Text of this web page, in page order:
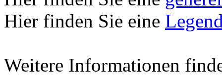
Hier finden Sie eine
Weitere Informationen